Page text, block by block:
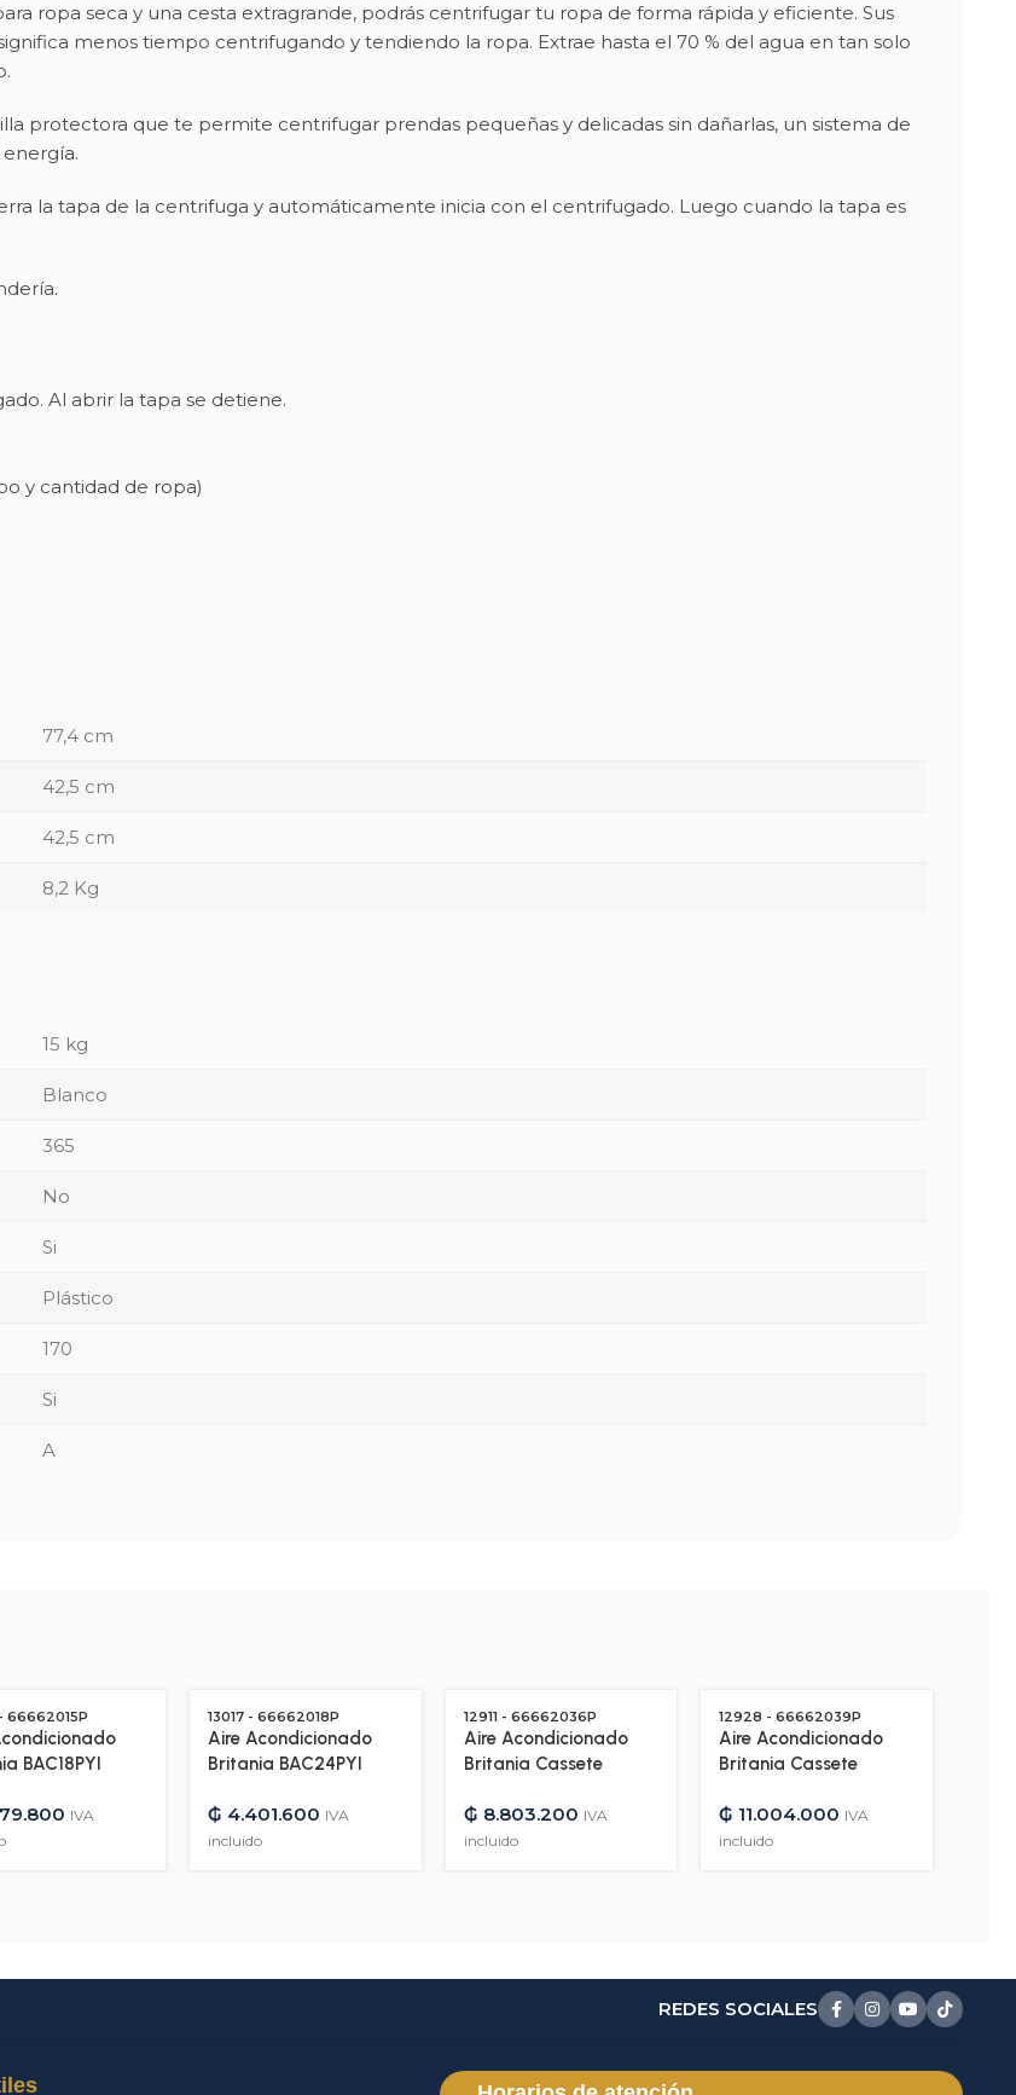
ropa seca y una cesta extragrande, podrás centrifugar tu ropa de forma rápida y eficiente. Sus
menos tiempo centrifugando y tendiendo la ropa. Extrae hasta el 70 % del agua en tan solo
protectora que te permite centrifugar prendas pequeñas y delicadas sin dañarlas, un sistema de
la tapa de la centrifuga y automáticamente inicia con el centrifugado. Luego cuando la tapa es
Al abrir la tapa se detiene.
y cantidad de ropa)
77,4 cm
42,5 cm
42,5 cm
8,2 Kg
15 kg
Blanco
365
No
Si
Plástico
170
Si
A
66662015P
BAC18PYI
–
– 13000
IVA
13017 - 66662018P
Aire Acondicionado
Britania BAC24PYI
Gas R410A –
220V/50HZ – 13017
₲ 4.401.600 IVA
incluido
12911 - 66662036P
Aire Acondicionado
Britania Cassete
Gas R410A –
380V/50HZ – 12911
₲ 8.803.200 IVA
incluido
12928 - 66662039P
Aire Acondicionado
Britania Cassete
Gas R410A –
380V/50HZ – 12928
₲ 11.004.000 IVA
incluido
REDES SOCIALES